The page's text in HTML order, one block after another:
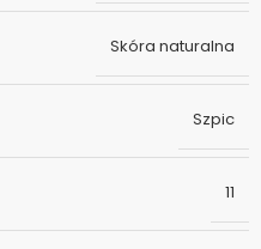
Skóra naturalna
Szpic
11